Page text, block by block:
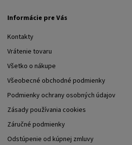
Informácie pre Vás
Kontakty
Vrátenie tovaru
Všetko o nákupe
Všeobecné obchodné podmienky
Podmienky ochrany osobných údajov
Zásady používania cookies
Záručné podmienky
Odstúpenie od kúpnej zmluvy